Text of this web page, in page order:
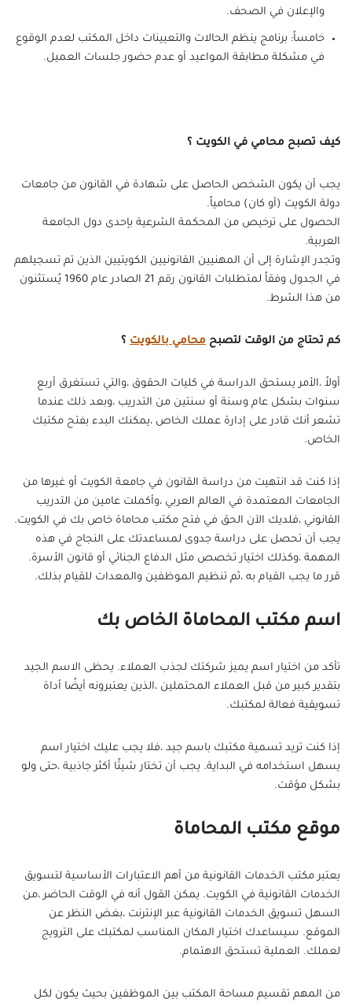
والإعلان في الصحف.
خامساً: برنامج ينظم الحالات والتعيينات داخل المكتب لعدم الوقوع
في مشكلة مطابقة المواعيد أو عدم حضور جلسات العميل.
كيف تصبح محامي في الكويت ؟
يجب أن يكون الشخص الحاصل على شهادة في القانون من جامعات
دولة الكويت (أو كان) محامياً.
الحصول على ترخيص من المحكمة الشرعية بإحدى دول الجامعة
العربية.
وتجدر الإشارة إلى أن المهنيين القانونيين الكويتيين الذين تم تسجيلهم
في الجدول وفقاً لمتطلبات القانون رقم 21 الصادر عام 1960 يُستثنون
من هذا الشرط.
كم تحتاج من الوقت لتصبح محامي بالكويت ؟
أولاً ،الأمر يستحق الدراسة في كليات الحقوق ،والتي تستغرق أربع
سنوات بشكل عام وسنة أو سنتين من التدريب ،وبعد ذلك عندما
تشعر أنك قادر على إدارة عملك الخاص ،يمكنك البدء بفتح مكتبك
الخاص.
إذا كنت قد انتهيت من دراسة القانون في جامعة الكويت أو غيرها من
الجامعات المعتمدة في العالم العربي ،وأكملت عامين من التدريب
القانوني ،فلديك الآن الحق في فتح مكتب محاماة خاص بك في الكويت.
يجب أن تحصل على دراسة جدوى لمساعدتك على النجاح في هذه
المهمة ،وكذلك اختيار تخصص مثل الدفاع الجنائي أو قانون الأسرة.
قرر ما يجب القيام به ،ثم تنظيم الموظفين والمعدات للقيام بذلك.
اسم مكتب المحاماة الخاص بك
تأكد من اختيار اسم يميز شركتك لجذب العملاء. يحظى الاسم الجيد
بتقدير كبير من قبل العملاء المحتملين ،الذين يعتبرونه أيضًا أداة
تسويقية فعالة لمكتبك.
إذا كنت تريد تسمية مكتبك باسم جيد ،فلا يجب عليك اختيار اسم
يسهل استخدامه في البداية. يجب أن تختار شيئًا أكثر جاذبية ،حتى ولو
بشكل مؤقت.
موقع مكتب المحاماة
يعتبر مكتب الخدمات القانونية من أهم الاعتبارات الأساسية لتسويق
الخدمات القانونية في الكويت. يمكن القول أنه في الوقت الحاضر ،من
السهل تسويق الخدمات القانونية عبر الإنترنت ،بغض النظر عن
الموقع. سيساعدك اختيار المكان المناسب لمكتبك على الترويج
لعملك. العملية تستحق الاهتمام.
من المهم تقسيم مساحة المكتب بين الموظفين بحيث يكون لكل